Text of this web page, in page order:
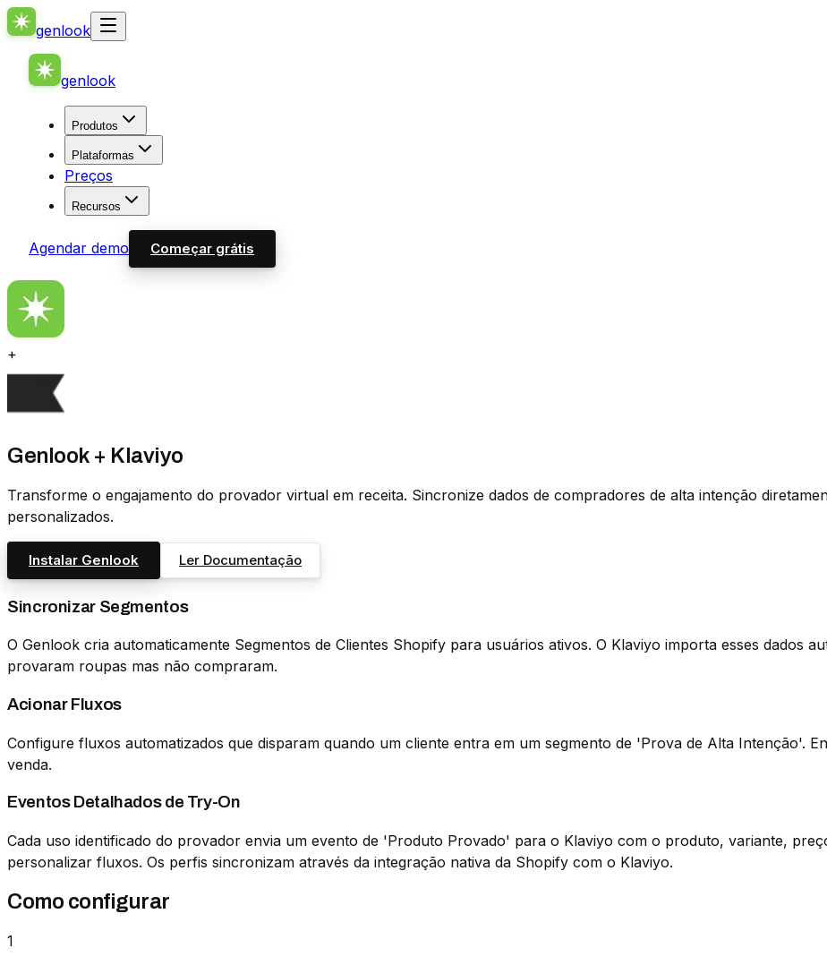
genlook
genlook
Produtos
Plataformas
Preços
Recursos
Agendar demo Começar grátis
+
Genlook + Klaviyo
Transforme o engajamento do provador virtual em receita. Sincronize dados de compradores de alta intenção
personalizados.
Instalar Genlook Ler Documentação
Sincronizar Segmentos
O Genlook cria automaticamente Segmentos de Clientes Shopify para usuários ativos. O Klaviyo importa esses dados
provaram roupas mas não compraram.
Acionar Fluxos
Configure fluxos automatizados que disparam quando um cliente entra em um segmento de 'Prova de Alta Intenção'.
venda.
Eventos Detalhados de Try-On
Cada uso identificado do provador envia um evento de 'Produto Provado' para o Klaviyo com o produto, variante,
personalizar fluxos. Os perfis sincronizam através da integração nativa da Shopify com o Klaviyo.
Como configurar
1